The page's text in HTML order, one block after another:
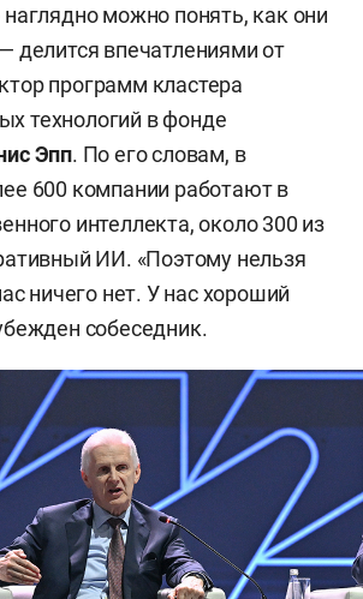
можно понять, как они
делится впечатлениями от
программ кластера
технологий в фонде
Эпп. По его словам, в
600 компании работают в
интеллекта, около 300 из
ИИ. «Поэтому нельзя
ничего нет. У нас хороший
собеседник.